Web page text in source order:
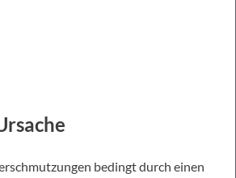
bedingt durch einen